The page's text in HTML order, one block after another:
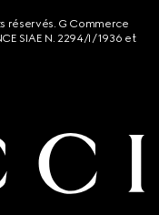
réservés. G Commerce
SIAE N. 2294/I/1936 et